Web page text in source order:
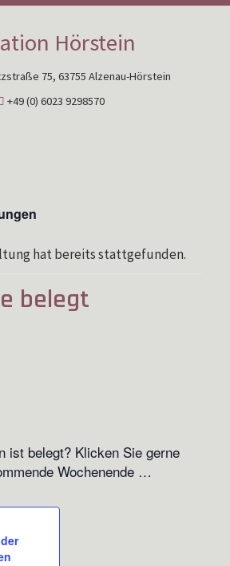
Hörstein
75, 63755 Alzenau-Hörstein
+49 (0) 6023 9298570
hat bereits stattgefunden.
belegt
ist belegt? Klicken Sie gerne
Wochenende …